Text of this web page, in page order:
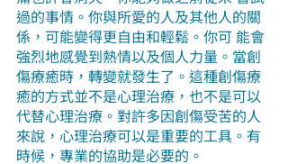
過的事情。你與所愛的人及其他人的關
係，可能變得更自由和輕鬆。你可 能會
強烈地感覺到熱情以及個人力量。當創
傷療癒時，轉變就發生了。這種創傷療
癒的方式並不是心理治療，也不是可以
代替心理治療。對許多因創傷受苦的人
來說，心理治療可以是重要的工具。有
時候，專業的協助是必要的。